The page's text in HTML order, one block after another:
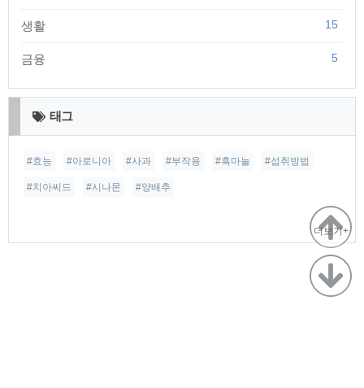
생활 15
금융 5
태그
#효능 #아로니아 #사과 #부작용 #흑마늘 #섭취방법
#치아씨드 #시나몬 #양배추
더보기+